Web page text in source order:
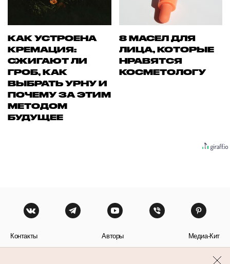
КАК УСТРОЕНА
КРЕМАЦИЯ:
СЖИГАЮТ ЛИ
ГРОБ, КАК
ВЫБРАТЬ УРНУ И
ПОЧЕМУ ЗА ЭТИМ
МЕТОДОМ
БУДУЩЕЕ
8 МАСЕЛ ДЛЯ
ЛИЦА, КОТОРЫЕ
НРАВЯТСЯ
КОСМЕТОЛОГУ
Контакты Авторы Медиа-Кит